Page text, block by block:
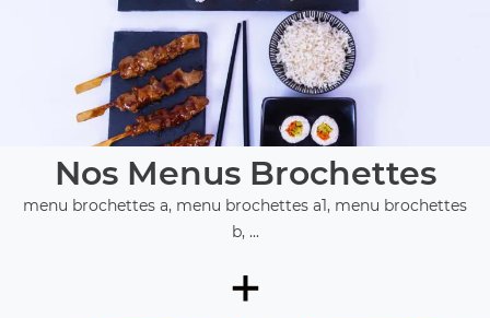
Nos Menus Brochettes
menu brochettes a, menu brochettes a1, menu brochettes
b, ...
+